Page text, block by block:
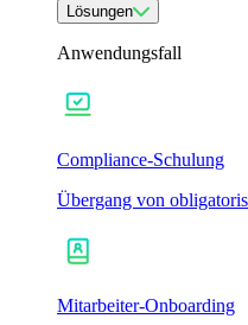
Lösungen
Anwendungsfall
Compliance-Schulung
Übergang von
Mitarbeiter-Onboarding